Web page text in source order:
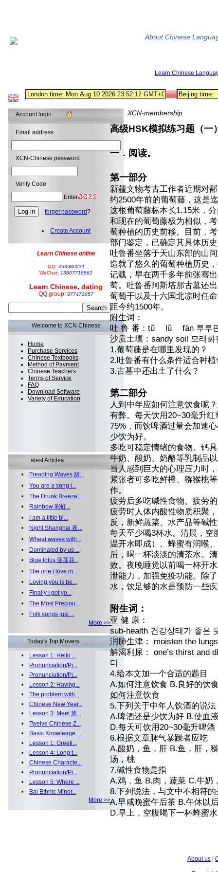
About Chinese
Learn Chinese
Account login
Email address
XCN-Chinese password
Verify Code
Enter
forget password?
Create Account
Learn Chinese online
QQ: 253980231
WeChat: 13807718862
Learn Chinese, dating
QQ group: 377472057
Welcome to XCN Chinese
Home
Purchase Services
Chinese Textbooks
Method of Payment
Chinese Teachers
Terms of Service
FAQ
Download Software
Variety of Education
Latest Articles
• Treading Waves 踏...
• You are a song i...
• The Drunk Breeze...
•
Rainbow 彩虹...
•
I am a little bi...
•
Night Shanghai 夜...
• Wheat waves with...
•
Dominated by us ...
•
Blue lotus 蓝莲花...
• The one i love m...
•
Loving you is be...
•
Finally I got yo...
• The Most Preciou...
•
Folk songs just ...
More >>
Today's Top Movers
•
Lesson 1: Hello ...
•
Pronunciation/Pi...
•
Pronunciation/Pi...
•
Lesson 2: Having...
• The problem with...
• Chinese New Year...
•
Lesson 3: Meet 第...
• Twelve Chinese Z...
•
Basic Knowleage ...
•
Lesson 1: Greeti...
•
Lesson 4: Long t...
• Chinese Characte...
•
Pronunciation/Pi...
•
Lesson 5: Where ...
•
Bai Ethnic Minor...
More >>
XCN-membership
高级HSK模拟练习题（一
一．阅读。
第一部分
新疆文物考古工作者近期对
约2500年前的葡萄藤，这是
这根葡萄藤标本长1.15米，
和现在的葡萄藤极为相似，
萄种植的历史前移。目前，
部门鉴定，已确定其具体历
吐鲁番坐落于天山东部的山
造就了悠久的葡萄种植历史
记载，早在两千多年前张骞
萄。吐鲁番阿斯塔那古墓还
葡萄干以及十六国北凉时任
距今约1500年。
附生词：
吐 鲁 番：tǔ lǔ fān 투루
沙质土壤：sandy soil 모래화
1.葡萄藤是在哪里发现的？
2.吐鲁番有什么条件适合种植
3.古墓中还出土了什么？
第二部分
人到中年应如何注意饮食呢
有弊。每天饮用20~30毫升
75%，而饮啤酒过量会加速
少饮为好。
多吃可稳定情绪的食物。钙
牛奶、酸奶、奶酪等乳制品
当人感到巨大的心理压力时
紧张者可多吃鲜橙、猕猴桃
作。
疲劳后多吃碱性食物。疲劳
疲劳时人体内酸性物质积聚
反，新鲜蔬菜、水产品等碱
每天至少喝3杯水。清晨，空
温开水即成）。蜂蜜有润喉
后，喝一杯淡淡的清茶水。
效。夜晚睡觉以前喝一杯开
泄能力，加强免疫功能。除
水，饮足够的水是预防一些
附生词：
亚 健 康：
sub-health 건강상태가 좋은
润肺生津： moisten the
解渴利尿： one’s thirst and
다
4.给本文加一个合适的题目
A.如何注意饮食 B.良好的饮
如何注意饮食
5.下列关于中年人饮酒的说
A.啤酒还是少饮为好 B.使血
D.每天可饮用20~30毫升啤酒
6.根据文章脾气暴躁者应吃
A.酸奶，鱼，肝 B.鱼，肝，
汤，桃
7.碱性食物是指
A.鸡，鱼 B.肉，蔬菜 C.牛奶
8.下列说法，与文中不相符的
A.早咸晚蜜午后茶 B.午休以
D.早上，空腹喝下一杯蜂蜜水
About us